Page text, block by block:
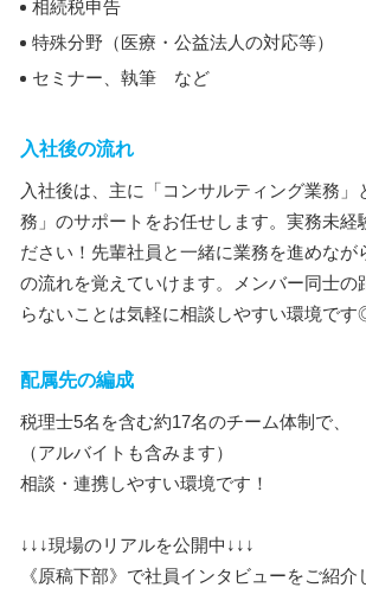
相続税申告
特殊分野（医療・公益法人の対応等）
セミナー、執筆 など
入社後の流れ
入社後は、主に「コンサルティング業務」
務」のサポートをお任せします。実務未経
ださい！先輩社員と一緒に業務を進めなが
の流れを覚えていけます。メンバー同士の
らないことは気軽に相談しやすい環境で
配属先の編成
税理士5名を含む約17名のチーム体制で、
（アルバイトも含みます）
相談・連携しやすい環境です！
↓↓↓現場のリアルを公開中↓↓↓
《原稿下部》で社員インタビューをご紹介